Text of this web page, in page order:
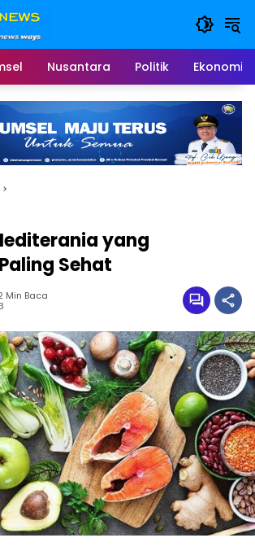
Nusantara Politik Ekonomi
yang
Sehat
Min Baca